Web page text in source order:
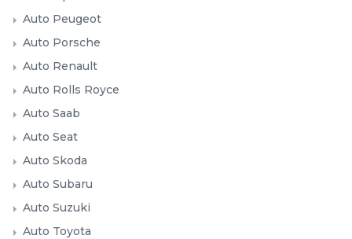
Auto Peugeot
Auto Porsche
Auto Renault
Auto Rolls Royce
Auto Saab
Auto Seat
Auto Skoda
Auto Subaru
Auto Suzuki
Auto Toyota